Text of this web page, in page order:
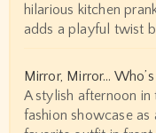
hilarious kitchen
adds a playful twist
Mirror, Mirror…
A stylish afternoon
fashion showcase